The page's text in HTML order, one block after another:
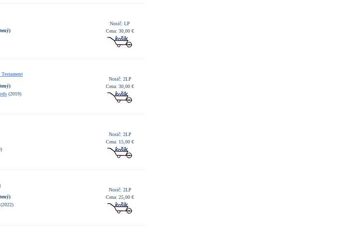
Nosič: LP
Cena: 30,00 €
(2019)
Nosič: 2LP
Cena: 30,00 €
Nosič: 2LP
Cena: 15,00 €
(2022)
Nosič: 2LP
Cena: 25,00 €